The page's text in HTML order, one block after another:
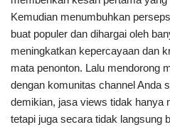
Kemudian menumbuhkan
buat populer dan dihargai oleh
meningkatkan kepercayaan dan
mata penonton. Lalu mendorong
dengan komunitas channel Anda
demikian, jasa views tidak hanya
tetapi juga secara tidak langsung